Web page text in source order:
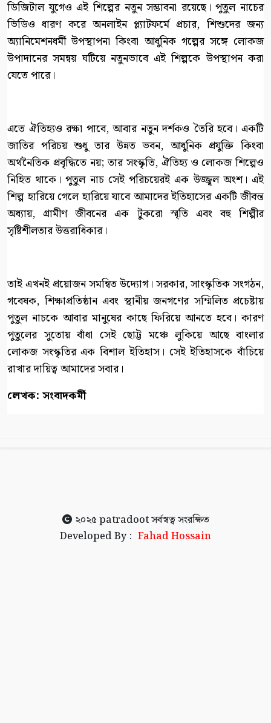
ডিজিটাল যুগেও এই শিল্পের নতুন সম্ভাবনা রয়েছে। পুতুল নাচের
ভিডিও ধারণ করে অনলাইন প্ল্যাটফর্মে প্রচার, শিশুদের জন্য
অ্যানিমেশনধর্মী উপস্থাপনা কিংবা আধুনিক গল্পের সঙ্গে লোকজ
উপাদানের সমন্বয় ঘটিয়ে নতুনভাবে এই শিল্পকে উপস্থাপন করা
যেতে পারে।
এতে ঐতিহ্যও রক্ষা পাবে, আবার নতুন দর্শকও তৈরি হবে। একটি
জাতির পরিচয় শুধু তার উন্নত ভবন, আধুনিক প্রযুক্তি কিংবা
অর্থনৈতিক প্রবৃদ্ধিতে নয়; তার সংস্কৃতি, ঐতিহ্য ও লোকজ শিল্পেও
নিহিত থাকে। পুতুল নাচ সেই পরিচয়েরই এক উজ্জ্বল অংশ। এই
শিল্প হারিয়ে গেলে হারিয়ে যাবে আমাদের ইতিহাসের একটি জীবন্ত
অধ্যায়, গ্রামীণ জীবনের এক টুকরো স্মৃতি এবং বহু শিল্পীর
সৃষ্টিশীলতার উত্তরাধিকার।
তাই এখনই প্রয়োজন সমন্বিত উদ্যোগ। সরকার, সাংস্কৃতিক সংগঠন,
গবেষক, শিক্ষাপ্রতিষ্ঠান এবং স্থানীয় জনগণের সম্মিলিত প্রচেষ্টায়
পুতুল নাচকে আবার মানুষের কাছে ফিরিয়ে আনতে হবে। কারণ
পুতুলের সুতোয় বাঁধা সেই ছোট্ট মঞ্চে লুকিয়ে আছে বাংলার
লোকজ সংস্কৃতির এক বিশাল ইতিহাস। সেই ইতিহাসকে বাঁচিয়ে
রাখার দায়িত্ব আমাদের সবার।
লেখক: সংবাদকর্মী
২০২৫ patradootসর্বস্বত্ব সংরক্ষিত
Developed By : Fahad Hossain